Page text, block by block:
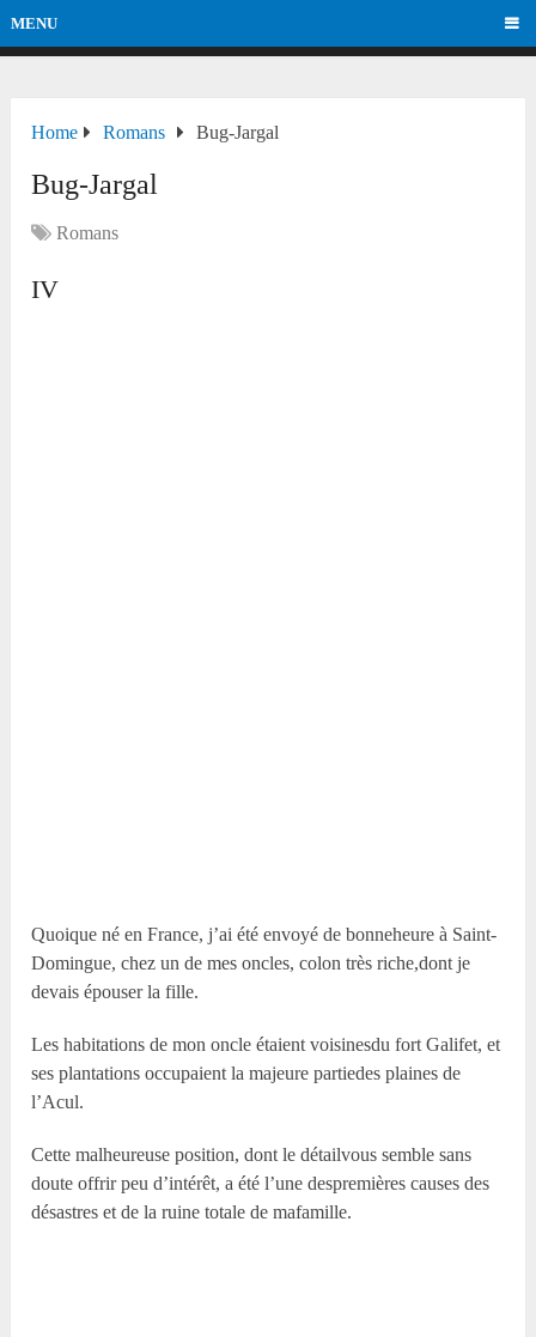
MENU
Home Romans Bug-Jargal
Bug-Jargal
Romans
IV
Quoique né en France, j’ai été envoyé de bonneheure à Saint-
Domingue, chez un de mes oncles, colon très riche,dont je
devais épouser la fille.
Les habitations de mon oncle étaient voisinesdu fort Galifet, et
ses plantations occupaient la majeure partiedes plaines de
l’Acul.
Cette malheureuse position, dont le détailvous semble sans
doute offrir peu d’intérêt, a été l’une despremières causes des
désastres et de la ruine totale de mafamille.